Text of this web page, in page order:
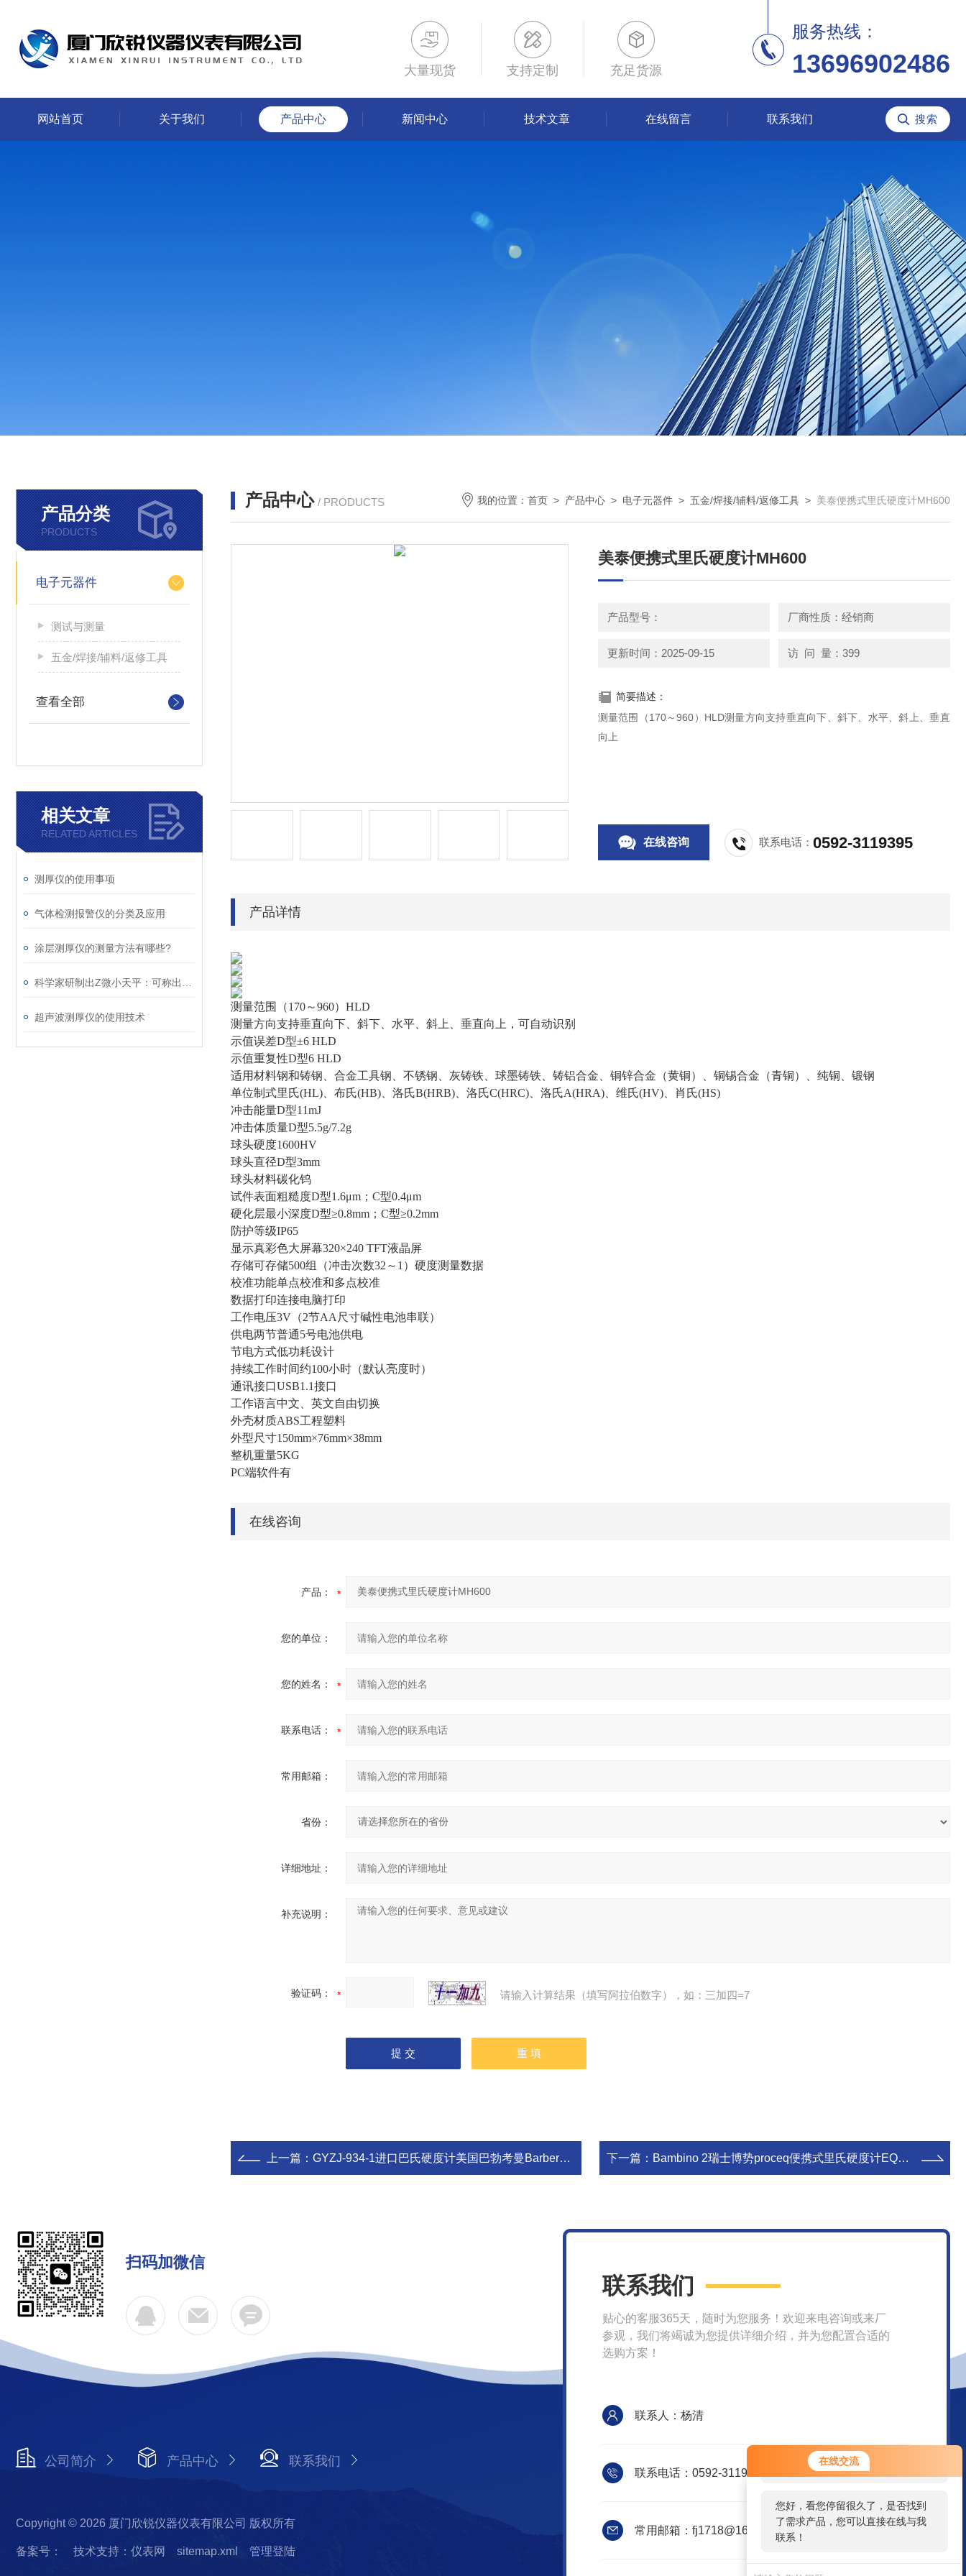
在线交流
您好！欢迎前来咨询，很高兴为您
服务，请问您要咨询什么问题呢？
您好，看您停留很久了，是否找到
了需求产品，您可以直接在线与我
联系！
大量现货 支持定制 充足货源
服务热线：
13696902486
网站首页 关于我们 产品中心 新闻中心 技术文章 在线留言 联系我们
产品分类
PRODUCTS
电子元器件
测试与测量
五金/焊接/辅料/返修工具
查看全部
相关文章
RELATED ARTICLES
测厚仪的使用事项
气体检测报警仪的分类及应用
涂层测厚仪的测量方法有哪些?
超声波测厚仪的使用技术
产品中心 / PRODUCTS 我的位置： 首页 > 产品中心 > 电子元器件 > 五金/焊接/辅料/返修工具 > 美泰便携式里氏硬度计MH600
美泰便携式里氏硬度计MH600
产品型号： 厂商性质：经销商
更新时间：2025-09-15 访 问 量：399
简要描述：
测量范围（170～960）HLD测量方向支持垂直向下、斜下、水平、斜上、垂直
向上
在线咨询 联系电话：0592-3119395
产品详情
测量范围（170～960）HLD
测量方向支持垂直向下、斜下、水平、斜上、垂直向上，可自动识别
示值误差D型±6 HLD
示值重复性D型6 HLD
适用材料钢和铸钢、合金工具钢、不锈钢、灰铸铁、球墨铸铁、铸铝合金、铜锌合金（黄铜）、铜锡合金（青铜）、纯铜、锻钢
单位制式里氏(HL)、布氏(HB)、洛氏B(HRB)、洛氏C(HRC)、洛氏A(HRA)、维氏(HV)、肖氏(HS)
冲击能量D型11mJ
冲击体质量D型5.5g/7.2g
球头硬度1600HV
球头直径D型3mm
球头材料碳化钨
试件表面粗糙度D型1.6μm；C型0.4μm
硬化层最小深度D型≥0.8mm；C型≥0.2mm
防护等级IP65
显示真彩色大屏幕320×240 TFT液晶屏
存储可存储500组（冲击次数32～1）硬度测量数据
校准功能单点校准和多点校准
数据打印连接电脑打印
工作电压3V（2节AA尺寸碱性电池串联）
供电两节普通5号电池供电
节电方式低功耗设计
持续工作时间约100小时（默认亮度时）
通讯接口USB1.1接口
工作语言中文、英文自由切换
外壳材质ABS工程塑料
外型尺寸150mm×76mm×38mm
整机重量5KG
PC端软件有
在线咨询
产品：
您的单位：
您的姓名：
联系电话：
常用邮箱：
省份：
详细地址：
补充说明：
验证码： 请输入计算结果（填写阿拉伯数字），如：三加四=7
上一篇： GYZJ-934-1进口巴氏硬度计美国巴勃考曼Barber-Colman 下一篇： Bambino 2瑞士博势proceq便携式里氏硬度计EQUOTIP Bambino2
扫码加微信
公司简介 产品中心 联系我们
Copyright © 2026 厦门欣锐仪器仪表有限公司 版权所有
备案号： 技术支持：仪表网 sitemap.xml 管理登陆
联系我们
贴心的客服365天，随时为您服务！欢迎来电咨询或来厂
参观，我们将竭诚为您提供详细介绍，并为您配置合适的
选购方案！
联系人：杨清
联系电话：0592-3119395
常用邮箱：fj1718@163.com